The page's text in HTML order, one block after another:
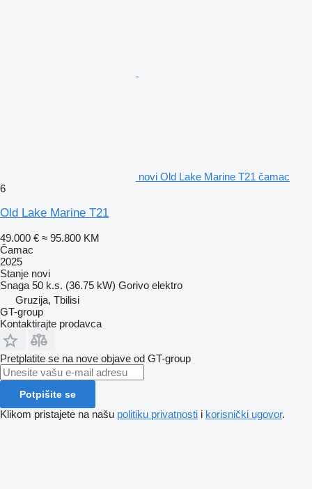
novi Old Lake Marine T21 čamac
6
Old Lake Marine T21
49.000 € ≈ 95.800 KM
Čamac
2025
Stanje novi
Snaga 50 k.s. (36.75 kW) Gorivo elektro
Gruzija, Tbilisi
GT-group
Kontaktirajte prodavca
Pretplatite se na nove objave od GT-group
Potpišite se
Klikom pristajete na našu politiku privatnosti i korisnički ugovor.